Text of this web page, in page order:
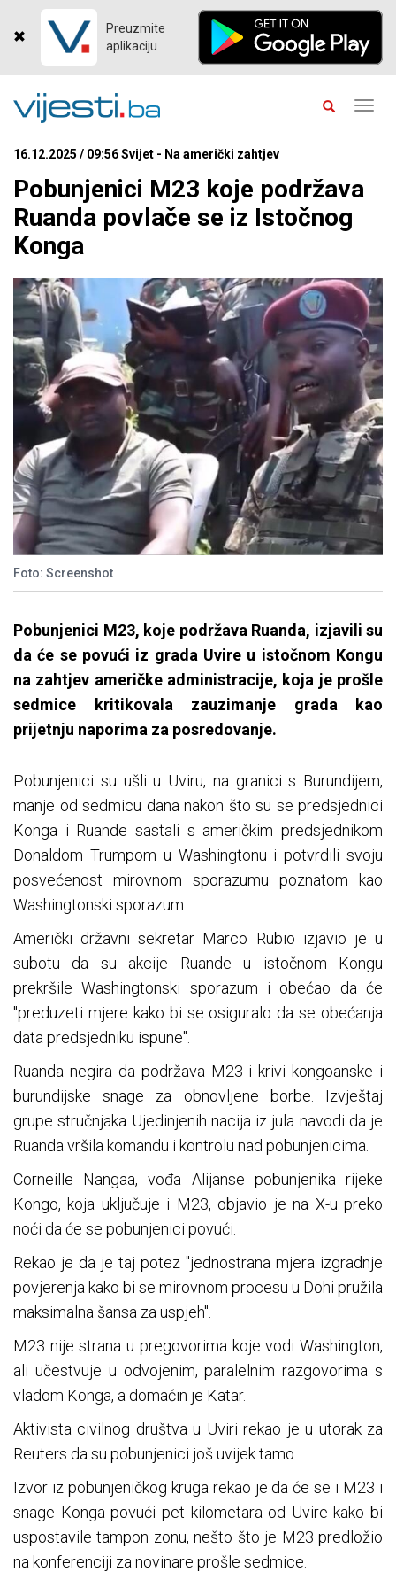
Preuzmite
aplikaciju
16.12.2025 / 09:56 Svijet - Na američki zahtjev
Pobunjenici M23 koje podržava
Ruanda povlače se iz Istočnog
Konga
Foto: Screenshot
Pobunjenici M23, koje podržava Ruanda, izjavili su
da će se povući iz grada Uvire u istočnom Kongu
na zahtjev američke administracije, koja je prošle
sedmice kritikovala zauzimanje grada kao
prijetnju naporima za posredovanje.
Pobunjenici su ušli u Uviru, na granici s Burundijem,
manje od sedmicu dana nakon što su se predsjednici
Konga i Ruande sastali s američkim predsjednikom
Donaldom Trumpom u Washingtonu i potvrdili svoju
posvećenost mirovnom sporazumu poznatom kao
Washingtonski sporazum.
Američki državni sekretar Marco Rubio izjavio je u
subotu da su akcije Ruande u istočnom Kongu
prekršile Washingtonski sporazum i obećao da će
"preduzeti mjere kako bi se osiguralo da se obećanja
data predsjedniku ispune".
Ruanda negira da podržava M23 i krivi kongoanske i
burundijske snage za obnovljene borbe. Izvještaj
grupe stručnjaka Ujedinjenih nacija iz jula navodi da je
Ruanda vršila komandu i kontrolu nad pobunjenicima.
Corneille Nangaa, vođa Alijanse pobunjenika rijeke
Kongo, koja uključuje i M23, objavio je na X-u preko
noći da će se pobunjenici povući.
Rekao je da je taj potez "jednostrana mjera izgradnje
povjerenja kako bi se mirovnom procesu u Dohi pružila
maksimalna šansa za uspjeh".
M23 nije strana u pregovorima koje vodi Washington,
ali učestvuje u odvojenim, paralelnim razgovorima s
vladom Konga, a domaćin je Katar.
Aktivista civilnog društva u Uviri rekao je u utorak za
Reuters da su pobunjenici još uvijek tamo.
Izvor iz pobunjeničkog kruga rekao je da će se i M23 i
snage Konga povući pet kilometara od Uvire kako bi
uspostavile tampon zonu, nešto što je M23 predložio
na konferenciji za novinare prošle sedmice.